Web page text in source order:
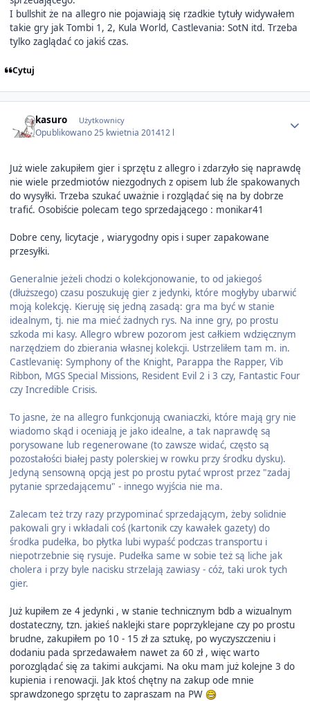
I bullshit że na allegro nie pojawiają się rzadkie tytuły widywałem
takie gry jak Tombi 1, 2, Kula World, Castlevania: SotN itd. Trzeba
tylko zaglądać co jakiś czas.
Cytuj
kasuro Użytkownicy
Opublikowano25 kwietnia 201412 l
Już wiele zakupiłem gier i sprzętu z allegro i zdarzyło się naprawdę
nie wiele przedmiotów niezgodnych z opisem lub źle spakowanych
do wysyłki. Trzeba szukać uważnie i rozglądać się na by dobrze
trafić. Osobiście polecam tego sprzedającego : monikar41
Dobre ceny, licytacje , wiarygodny opis i super zapakowane
przesyłki.
Generalnie jeżeli chodzi o kolekcjonowanie, to od jakiegoś
(dłuższego) czasu poszukuję gier z jedynki, które mogłyby ubarwić
moją kolekcję. Kieruję się jedną zasadą: gra ma być w stanie
idealnym, tj. nie ma mieć żadnych rys. Na inne gry, po prostu
szkoda mi kasy. Allegro wbrew pozorom jest całkiem wdzięcznym
narzędziem do zbierania własnej kolekcji. Ustrzeliłem tam m. in.
Castlevanię: Symphony of the Knight, Parappa the Rapper, Vib
Ribbon, MGS Special Missions, Resident Evil 2 i 3 czy, Fantastic Four
czy Incredible Crisis.
To jasne, że na allegro funkcjonują cwaniaczki, które mają gry nie
wiadomo skąd i oceniają je jako idealne, a tak naprawdę są
porysowane lub regenerowane (to zawsze widać, często są
pozostałości białej pasty polerskiej w rowku przy środku dysku).
Jedyną sensowną opcją jest po prostu pytać wprost przez "zadaj
pytanie sprzedającemu" - innego wyjścia nie ma.
Zalecam też trzy razy przypominać sprzedającym, żeby solidnie
pakowali gry i wkładali coś (kartonik czy kawałek gazety) do
środka pudełka, bo płytka lubi wypaść podczas transportu i
niepotrzebnie się rysuje. Pudełka same w sobie też są liche jak
cholera i przy byle nacisku strzelają zawiasy - cóż, taki urok tych
gier.
Już kupiłem ze 4 jedynki , w stanie technicznym bdb a wizualnym
dostateczny, tzn. jakieś naklejki stare poprzyklejane czy po prostu
brudne, zakupiłem po 10 - 15 zł za sztukę, po wyczyszczeniu i
dodaniu pada sprzedawałem nawet za 60 zł , więc warto
porozglądać się za takimi aukcjami. Na oku mam już kolejne 3 do
kupienia i renowacji. Jak ktoś chętny na zakup ode mnie
sprawdzonego sprzętu to zapraszam na PW